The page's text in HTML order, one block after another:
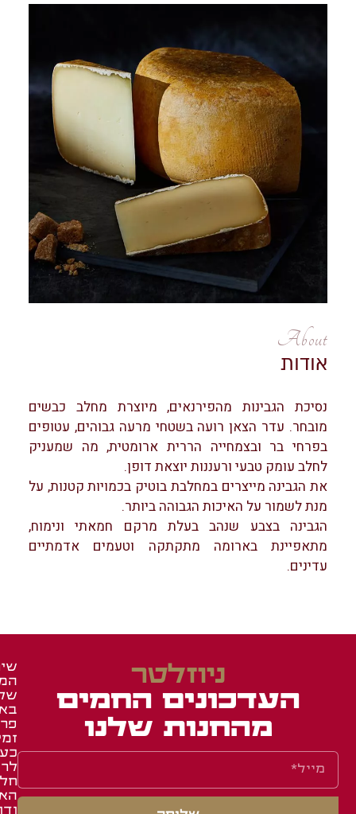
About
אודות
נסיכת הגבינות מהפירנאים, מיוצרת מחלב כבשים
מובחר. עדר הצאן רועה בשטחי מרעה גבוהים, עטופים
בפרחי בר ובצמחייה הררית ארומטית, מה שמעניק
לחלב עומק טבעי ורעננות יוצאת דופן.
את הגבינה מייצרים במחלבת בוטיק בכמויות קטנות, על
מנת לשמור על האיכות הגבוהה ביותר.
הגבינה בצבע שנהב בעלת מרקם חמאתי ונימוח,
מתאפיינת בארומה מתקתקה וטעמים אדמתיים
עדינים.
ניוזלטר
העדכונים החמים
מהחנות שלנו